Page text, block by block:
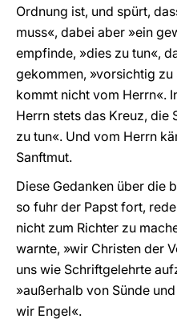
Ordnung ist, und spürt,
muss«, dabei aber »ein
empfinde, »dies zu tun«,
gekommen, »vorsichtig
kommt nicht vom Herrn«.
Herrn stets das Kreuz, die
zu tun«. Und vom Herrn
Sanftmut.
Diese Gedanken über die
so fuhr der Papst fort,
nicht zum Richter zu
warnte, »wir Christen der
uns wie Schriftgelehrte
»außerhalb von Sünde
wir Engel«.